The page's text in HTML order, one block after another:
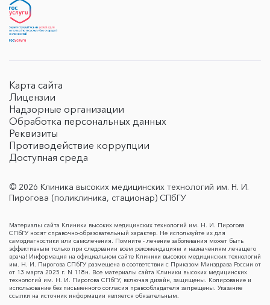
Карта сайта
Лицензии
Надзорные организации
Обработка персональных данных
Реквизиты
Противодействие коррупции
Доступная среда
© 2026 Клиника высоких медицинских технологий им. Н. И.
Пирогова (поликлиника, стационар) СПбГУ
Материалы сайта Клиники высоких медицинских технологий им. Н. И. Пирогова
СПбГУ носят справочно-образовательный характер. Не используйте их для
самодиагностики или самолечения. Помните - лечение заболевания может быть
эффективным только при следовании всем рекомендациям и назначениям лечащего
врача! Информация на официальном сайте Клиники высоких медицинских технологий
им. Н. И. Пирогова СПбГУ размещена в соответствии с Приказом Минздрава России от
от 13 марта 2025 г. N 118н. Все материалы сайта Клиники высоких медицинских
технологий им. Н. И. Пирогова СПбГУ, включая дизайн, защищены. Копирование и
использование без письменного согласия правообладателя запрещены. Указание
ссылки на источник информации является обязательным.